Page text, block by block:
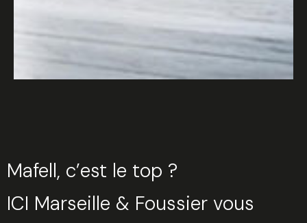
Mafell, c’est le top ?
ICI Marseille & Foussier vous